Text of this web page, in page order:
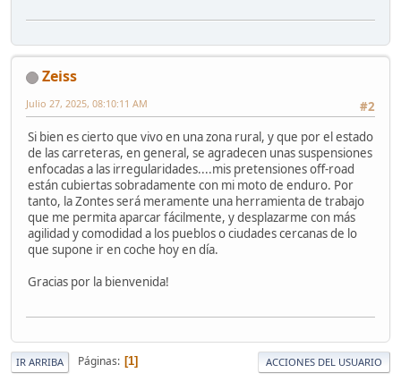
Zeiss
#2
Julio 27, 2025, 08:10:11 AM
Si bien es cierto que vivo en una zona rural, y que por el estado
de las carreteras, en general, se agradecen unas suspensiones
enfocadas a las irregularidades....mis pretensiones off-road
están cubiertas sobradamente con mi moto de enduro. Por
tanto, la Zontes será meramente una herramienta de trabajo
que me permita aparcar fácilmente, y desplazarme con más
agilidad y comodidad a los pueblos o ciudades cercanas de lo
que supone ir en coche hoy en día.
Gracias por la bienvenida!
IR ARRIBA Páginas 1 ACCIONES DEL USUARIO